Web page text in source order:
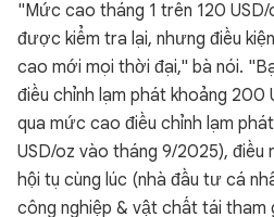
"Mức cao tháng 1 trên 120
được kiểm tra lại, nhưng điều
cao mới mọi thời đại," bà nói.
điều chỉnh lạm phát khoảng 200
qua mức cao điều chỉnh lạm
USD/oz vào tháng 9/2025), điều
hội tụ cùng lúc (nhà đầu tư cá
công nghiệp & vật chất tái tham